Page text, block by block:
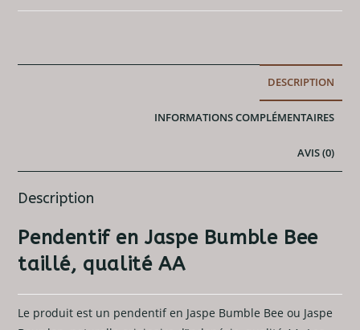
Pendentif
Bee
DESCRIPTION
INFORMATIONS COMPLÉMENTAIRES
AVIS (0)
Description
Pendentif en Jaspe Bumble Bee
taillé, qualité AA
Le produit est un pendentif en Jaspe Bumble Bee ou Jaspe